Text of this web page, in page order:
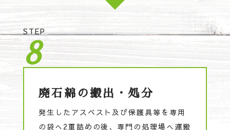
STEP
8
廃石綿の搬出・処分
発生したアスベスト及び保護具等を専用
の袋へ2重詰めの後、専門の処理場へ運搬